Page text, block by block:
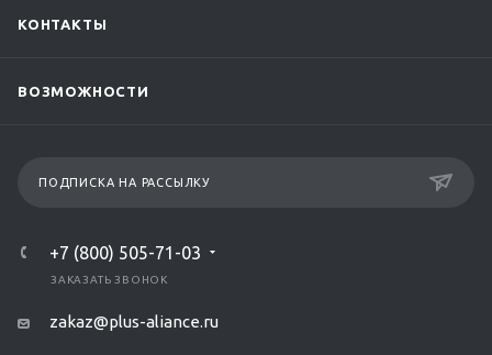
КОНТАКТЫ
ВОЗМОЖНОСТИ
ПОДПИСКА НА РАССЫЛКУ
+7 (800) 505-71-03
ЗАКАЗАТЬ ЗВОНОК
zakaz@plus-aliance.ru